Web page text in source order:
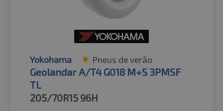
Yokohama Pneus de verão
Geolandar A/T4 G018 M+S 3PMSF
TL
205/70R15 96H